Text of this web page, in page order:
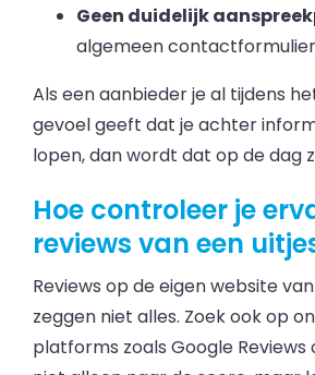
Geen duidelijk
algemeen contactformulier
Als een aanbieder je al tijdens
gevoel geeft dat je achter
lopen, dan wordt dat op de dag
Hoe controleer je
reviews van een
Reviews op de eigen website
zeggen niet alles. Zoek ook op
platforms zoals Google Reviews